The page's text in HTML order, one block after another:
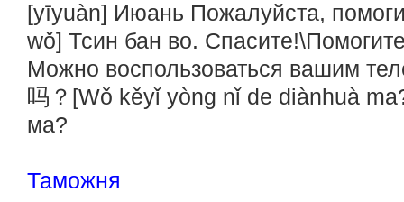
[yīyuàn] Июань Пожалуйста,
wǒ] Тсин бан во.
Можно воспользоваться вашим
吗？[Wǒ kěyǐ yòng nǐ de diànhuà
ма?
Таможня